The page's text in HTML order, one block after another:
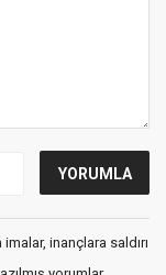
inançlara saldırı